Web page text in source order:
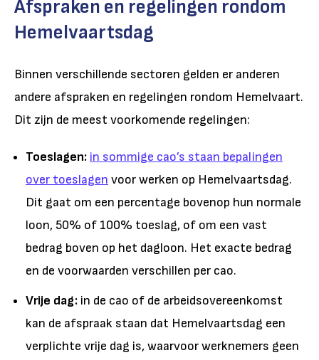
Afspraken en regelingen rondom
Hemelvaartsdag
Binnen verschillende sectoren gelden er anderen
andere afspraken en regelingen rondom Hemelvaart.
Dit zijn de meest voorkomende regelingen:
Toeslagen: in sommige cao’s staan bepalingen
over toeslagen voor werken op Hemelvaartsdag.
Dit gaat om een percentage bovenop hun normale
loon, 50% of 100% toeslag, of om een vast
bedrag boven op het dagloon. Het exacte bedrag
en de voorwaarden verschillen per cao.
Vrije dag: in de cao of de arbeidsovereenkomst
kan de afspraak staan dat Hemelvaartsdag een
verplichte vrije dag is, waarvoor werknemers geen